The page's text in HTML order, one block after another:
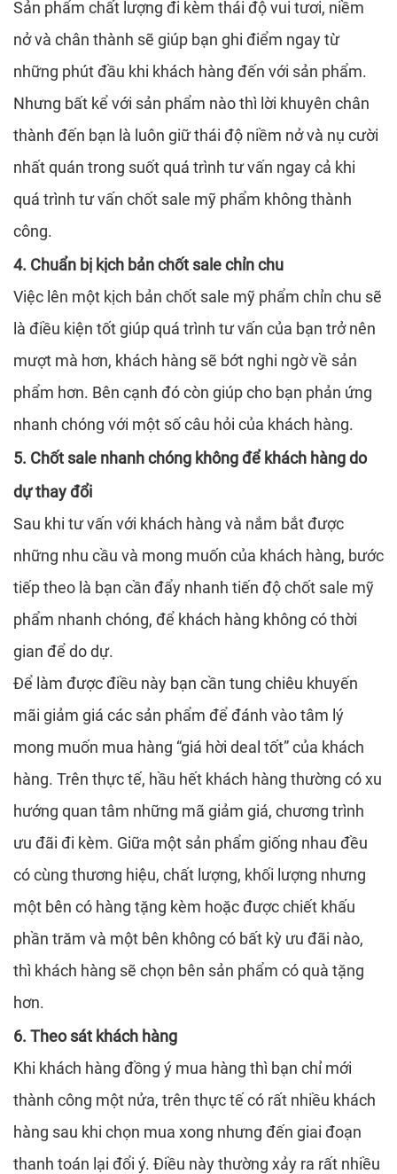
Sản phẩm chất lượng đi kèm thái độ vui tươi, niềm
nở và chân thành sẽ giúp bạn ghi điểm ngay từ
những phút đầu khi khách hàng đến với sản phẩm.
Nhưng bất kể với sản phẩm nào thì lời khuyên chân
thành đến bạn là luôn giữ thái độ niềm nở và nụ cười
nhất quán trong suốt quá trình tư vấn ngay cả khi
quá trình tư vấn chốt sale mỹ phẩm không thành
công.
4. Chuẩn bị kịch bản chốt sale chỉn chu
Việc lên một kịch bản chốt sale mỹ phẩm chỉn chu sẽ
là điều kiện tốt giúp quá trình tư vấn của bạn trở nên
mượt mà hơn, khách hàng sẽ bớt nghi ngờ về sản
phẩm hơn. Bên cạnh đó còn giúp cho bạn phản ứng
nhanh chóng với một số câu hỏi của khách hàng.
5. Chốt sale nhanh chóng không để khách hàng do
dự thay đổi
Sau khi tư vấn với khách hàng và nắm bắt được
những nhu cầu và mong muốn của khách hàng, bước
tiếp theo là bạn cần đẩy nhanh tiến độ chốt sale mỹ
phẩm nhanh chóng, để khách hàng không có thời
gian để do dự.
Để làm được điều này bạn cần tung chiêu khuyến
mãi giảm giá các sản phẩm để đánh vào tâm lý
mong muốn mua hàng “giá hời deal tốt” của khách
hàng. Trên thực tế, hầu hết khách hàng thường có xu
hướng quan tâm những mã giảm giá, chương trình
ưu đãi đi kèm. Giữa một sản phẩm giống nhau đều
có cùng thương hiệu, chất lượng, khối lượng nhưng
một bên có hàng tặng kèm hoặc được chiết khấu
phần trăm và một bên không có bất kỳ ưu đãi nào,
thì khách hàng sẽ chọn bên sản phẩm có quà tặng
hơn.
6. Theo sát khách hàng
Khi khách hàng đồng ý mua hàng thì bạn chỉ mới
thành công một nửa, trên thực tế có rất nhiều khách
hàng sau khi chọn mua xong nhưng đến giai đoạn
thanh toán lại đổi ý. Điều này thường xảy ra rất nhiều